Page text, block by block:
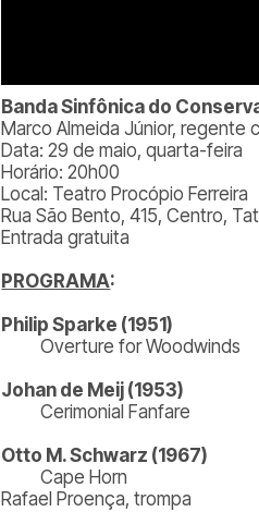
Banda Sinfônica do
Marco Almeida Júnior, regente
Data: 29 de maio, quarta-feira
Horário: 20h00
Local: Teatro Procópio Ferreira
Rua São Bento, 415, Centro,
Entrada gratuita
PROGRAMA:
Philip Sparke (1951)
Overture for Woodwinds
Johan de Meij (1953)
Cerimonial Fanfare
Otto M. Schwarz (1967)
Cape Horn
Rafael Proença, trompa